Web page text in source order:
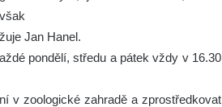
Jan Hanel.
pondělí, středu a pátek vždy v 16.30
v zoologické zahradě a zprostředkovat